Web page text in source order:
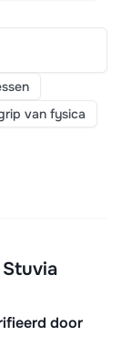
van fysica
door